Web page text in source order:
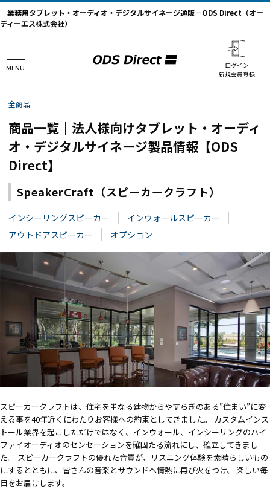
業務用タブレット・オーディオ・デジタルサイネージ通販－ODS Direct（オー
ディーエス株式会社）
MENU
ログイン
新規会員登録
全商品
商品一覧｜法人様向けタブレット・オーディ
オ・デジタルサイネージ製品情報【ODS
Direct】
SpeakerCraft（スピーカークラフト）
インシーリングスピーカー
インウォールスピーカー
アウトドアスピーカー
オプション
スピーカークラフトは、住宅を単なる建物からやすらぎのある”住まい”に変
える事を40年近くにわたりお客様への約束としてきました。 カスタムインス
トール業界を起こしただけではなく、インウォール、インシーリングのハイ
ファイオーディオのセンセーションを確固たる流れにし、確立してきまし
た。 スピーカークラフトの優れた音質が、リスニング体験を素晴らしいもの
にするとともに、皆さんの音楽とサウンドへ情熱に再び火をつけ、 楽しい毎
日をお届けします。